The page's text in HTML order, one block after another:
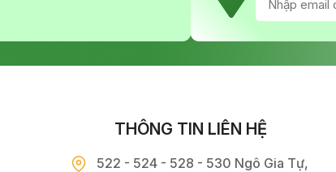
THÔNG TIN LIÊN HỆ
522 - 524 - 528 - 530 Ngô Gia Tự,